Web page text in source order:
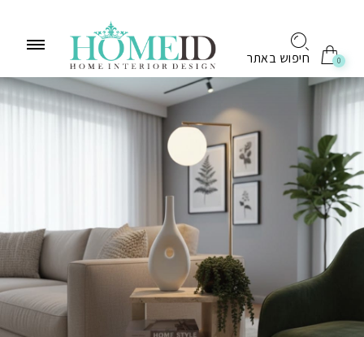
חיפוש באתר 0